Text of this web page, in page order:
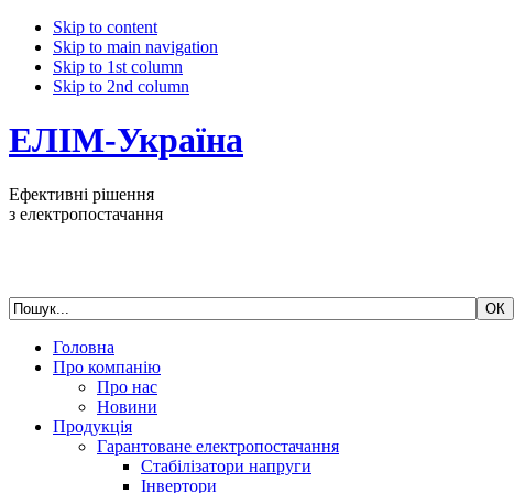
Skip to content
Skip to main navigation
Skip to 1st column
Skip to 2nd column
ЕЛІМ-Україна
Ефективні рішення
з електропостачання
Головна
Про компанію
Про нас
Новини
Продукція
Гарантоване електропостачання
Стабілізатори напруги
Інвертори